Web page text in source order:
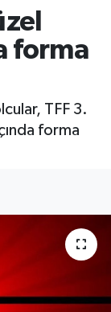
forma
TFF 3.
forma